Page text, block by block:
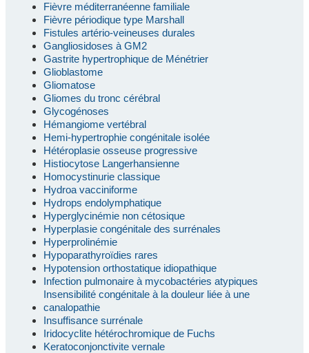
Fièvre méditerranéenne familiale
Fièvre périodique type Marshall
Fistules artério-veineuses durales
Gangliosidoses à GM2
Gastrite hypertrophique de Ménétrier
Glioblastome
Gliomatose
Gliomes du tronc cérébral
Glycogénoses
Hémangiome vertébral
Hemi-hypertrophie congénitale isolée
Hétéroplasie osseuse progressive
Histiocytose Langerhansienne
Homocystinurie classique
Hydroa vacciniforme
Hydrops endolymphatique
Hyperglycinémie non cétosique
Hyperplasie congénitale des surrénales
Hyperprolinémie
Hypoparathyroïdies rares
Hypotension orthostatique idiopathique
Infection pulmonaire à mycobactéries atypiques
Insensibilité congénitale à la douleur liée à une
canalopathie
Insuffisance surrénale
Iridocyclite hétérochromique de Fuchs
Keratoconjonctivite vernale